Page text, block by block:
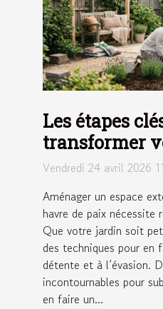
Les étapes
transformer
extérieur en
Vendredi 24 avril 2026
Aménager un espace
havre de paix
Que votre jardin soit
des techniques pour en
détente et à l’évasion.
incontournables pour
en faire un...